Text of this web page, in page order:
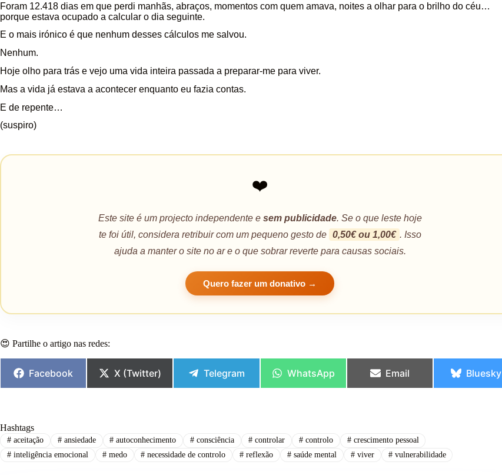
Foram 12.418 dias em que perdi manhãs, abraços, momentos com quem amava, noites a olhar para o brilho do céu…
porque estava ocupado a calcular o dia seguinte.
E o mais irónico é que nenhum desses cálculos me salvou.
Nenhum.
Hoje olho para trás e vejo uma vida inteira passada a preparar-me para viver.
Mas a vida já estava a acontecer enquanto eu fazia contas.
E de repente…
(suspiro)
❤️
Este site é um projecto independente e sem publicidade. Se o que leste hoje
te foi útil, considera retribuir com um pequeno gesto de 0,50€ ou 1,00€ . Isso
ajuda a manter o site no ar e o que sobrar reverte para causas sociais.
Quero fazer um donativo →
😍 Partilhe o artigo nas redes:
Facebook X (Twitter) Telegram WhatsApp Email Bluesky
Hashtags
#aceitação #ansiedade # autoconhecimento # consciência # controlar #controlo #crescimento pessoal
#inteligência emocional #medo # necessidade de controlo # reflexão # saúde mental #viver #vulnerabilidade